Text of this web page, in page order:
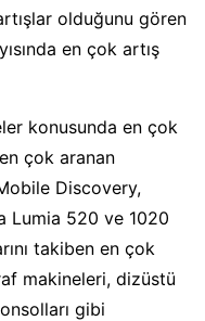
olduğunu gören
en çok artış
konusunda en çok
çok aranan
Discovery,
Lumia 520 ve 1020
takiben en çok
makineleri, dizüstü
gibi